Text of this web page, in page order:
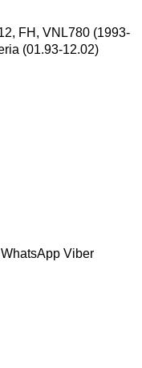
WhatsApp Viber